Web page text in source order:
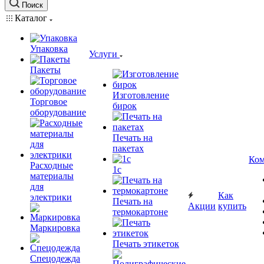
Поиск
Каталог
Упаковка
Пакеты
Торговое
оборудование
Расходные
материалы
для
электрики
Маркировка
Спецодежда
Услуги
Изготовление
бирок
Печать на
пакетах
1c
Печать на
термокартоне
Печать этикеток
Акции
Как
купить